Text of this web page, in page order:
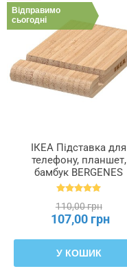
Відправимо
сьогодні
ІКЕА Підставка для
телефону, планшет,
бамбук BERGENES
БЕРГЕНЕС, 104.579.99
110,00 грн
107,00 грн
У КОШИК